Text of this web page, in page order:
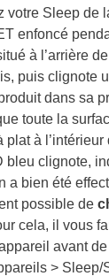
votre Sleep de
enfoncé
à l’arrière
puis clignote
dans sa
toute la
plat à
bleu clignote,
a bien été
possible de
cela, il vous
avant
>